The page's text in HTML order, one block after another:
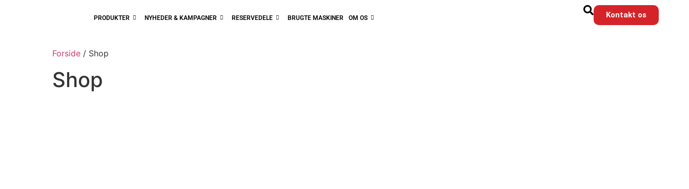
PRODUKTER NYHEDER & KAMPAGNER RESERVEDELE BRUGTE MASKINER OM OS Kontakt os
Forside / Shop
Shop